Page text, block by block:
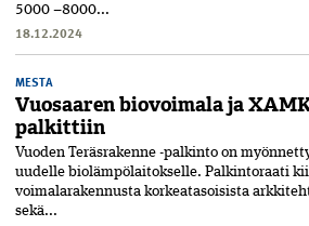
5000 –8000...
18.12.2024
MESTA
Vuosaaren biovoimala ja
palkittiin
Vuoden Teräsrakenne -palkinto ­on
uudel­le biolämpölaitokselle. Palkinto­raati
voimalarakennusta korkeatasoisista
sekä...